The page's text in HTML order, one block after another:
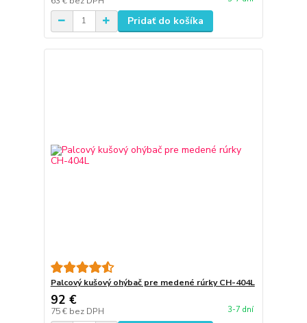
Pridať do košíka
Palcový kušový ohýbač pre medené rúrky CH-404L
92 €
75 € bez DPH 3-7 dní